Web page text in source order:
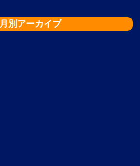
月別アーカイブ